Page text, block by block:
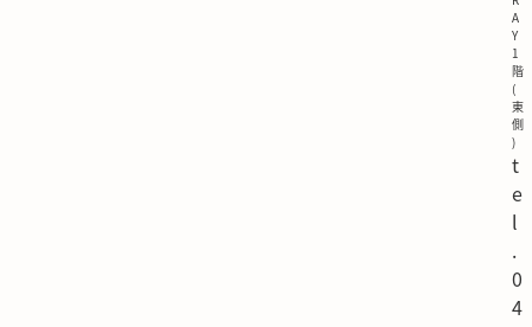
A
Y
1
階
(
東
側
)
t
e
l
.
0
4